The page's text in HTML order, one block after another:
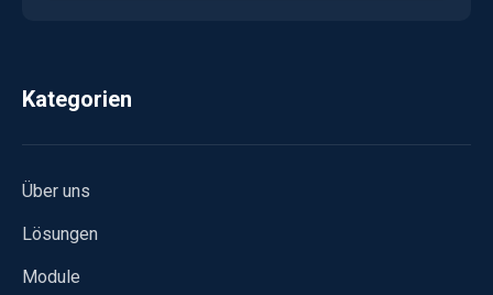
Kategorien
Über uns
Lösungen
Module